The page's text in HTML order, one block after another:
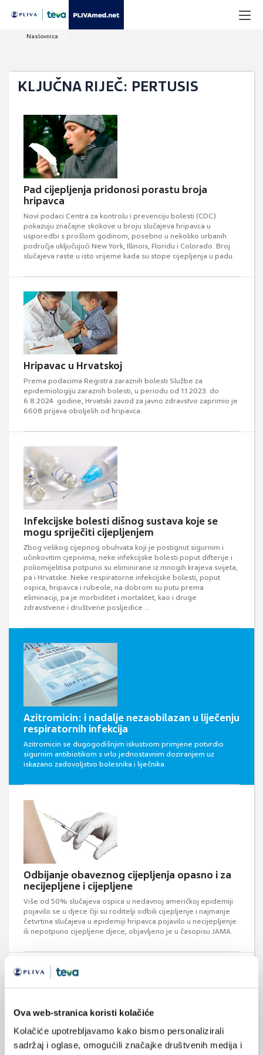
Ova web-stranica koristi kolačiće
Kolačiće upotrebljavamo kako bismo personalizirali
sadržaj i oglase, omogućili značajke društvenih medija i
Naslovnica
KLJUČNA RIJEČ: PERTUSIS
Pad cijepljenja pridonosi porastu broja
hripavca
Novi podaci Centra za kontrolu i prevenciju bolesti (CDC)
pokazuju značajne skokove u broju slučajeva hripavca u
usporedbi s prošlom godinom, posebno u nekoliko urbanih
područja uključujući New York, Illinois, Floridu i Colorado. Broj
slučajeva raste u isto vrijeme kada su stope cijepljenja u padu.
Hripavac u Hrvatskoj
Prema podacima Registra zaraznih bolesti Službe za
epidemiologiju zaraznih bolesti, u periodu od 1.1.2023. do
6.8.2024. godine, Hrvatski zavod za javno zdravstvo zaprimio je
6608 prijava oboljelih od hripavca.
Infekcijske bolesti dišnog sustava koje se
mogu spriječiti cijepljenjem
Zbog velikog cijepnog obuhvata koji je postignut sigurnim i
učinkovitim cjepivima, neke infekcijske bolesti poput difterije i
poliomijelitisa potpuno su eliminirane iz mnogih krajeva svijeta,
pa i Hrvatske. Neke respiratorne infekcijske bolesti, poput
ospica, hripavca i rubeole, na dobrom su putu prema
eliminaciji, pa je morbiditet i mortalitet, kao i druge
zdravstvene i društvene posljedice ...
Azitromicin: i nadalje nezaobilazan u liječenju
respiratornih infekcija
Azitromicin se dugogodišnjim iskustvom primjene potvrdio
sigurnim antibiotikom s vrlo jednostavnim doziranjem uz
iskazano zadovoljstvo bolesnika i liječnika.
Odbijanje obaveznog cijepljenja opasno i za
necijepljene i cijepljene
Više od 50% slučajeva ospica u nedavnoj američkoj epidemiji
pojavilo se u djece čiji su roditelji odbili cijepljenje i najmanje
četvrtina slučajeva u epidemiji hripavca pojavilo u necijepljenje
ili nepotpuno cijepljene djece, objavljeno je u časopisu JAMA.
Docjepljivanje djece u šestoj godini života